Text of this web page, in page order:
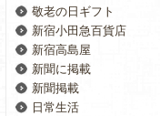
敬老の日ギフト
新宿小田急百貨店
新宿高島屋
新聞に掲載
新聞掲載
日常生活